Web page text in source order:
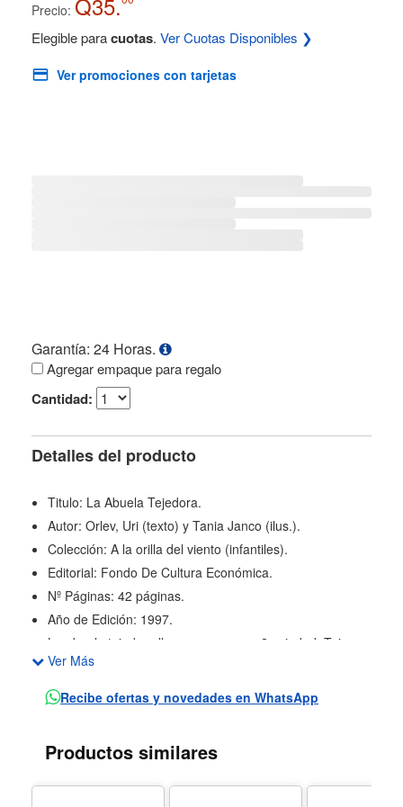
Precio:
Elegible paracuotas. Ver Cuotas Disponibles ❯
Ver promociones con tarjetas
Garantía: 24 Horas.
Agregar empaque para regalo
Cantidad:
Detalles del producto
Titulo: La Abuela Tejedora.
Autor: Orlev, Uri (texto) y Tania Janco (ilus.).
Colección: A la orilla del viento (infantiles).
Editorial: Fondo De Cultura Económica.
Nº Páginas: 42 páginas.
Año de Edición: 1997.
La abuela tejedora llega a una pequeña ciudad. Teje su
casa con jardín y tambièn teje un par de nietos. Cuando
lleva a los niños de estambre a la escuela, no todos
drástica.
Ver Más
Recibe ofertas y novedades en WhatsApp
Productos similares